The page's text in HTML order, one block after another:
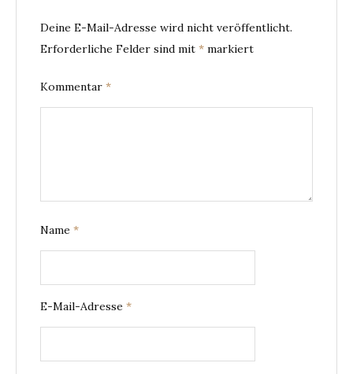
Deine E-Mail-Adresse wird nicht veröffentlicht.
Erforderliche Felder sind mit * markiert
Kommentar *
Name *
E-Mail-Adresse *